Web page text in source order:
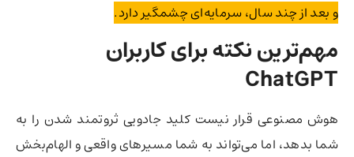
و بعد از چند سال، سرمایه‌ای چشمگیر دارد.
مهم‌ترین نکته برای کاربران
ChatGPT
هوش مصنوعی قرار نیست کلید جادویی ثروتمند شدن را به
شما بدهد، اما می‌تواند به شما مسیرهای واقعی و الهام‌بخش